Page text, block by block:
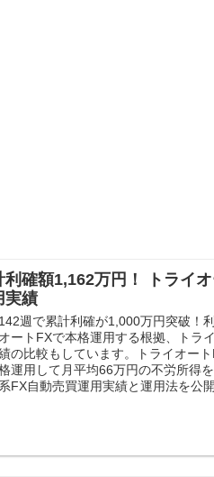
利確額1,162万円！ トライ
実績
週で累計利確が1,000万円突破！
ートFXで本格運用する根拠、トラ
の比較もしています。トライオー
運用して月平均66万円の不労所得
FX自動売買運用実績と運用法を公開